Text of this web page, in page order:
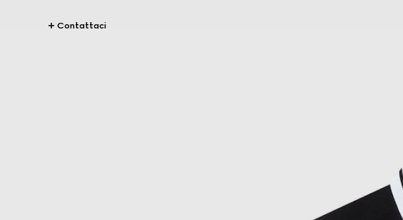
Contattaci